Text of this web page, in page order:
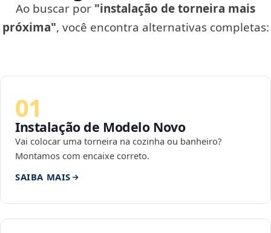
Ao buscar por "instalação de torneira mais
próxima", você encontra alternativas completas:
01
Instalação de Modelo Novo
Vai colocar uma torneira na cozinha ou banheiro?
Montamos com encaixe correto.
SAIBA MAIS